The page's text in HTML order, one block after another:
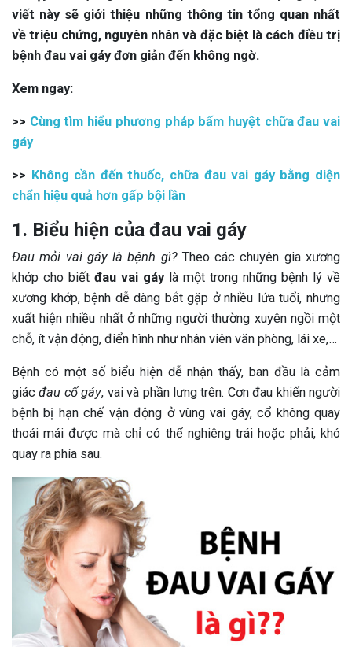
viết này sẽ giới thiệu những thông tin tổng quan nhất
về triệu chứng, nguyên nhân và đặc biệt là cách điều trị
bệnh đau vai gáy đơn giản đến không ngờ.
Xem ngay:
>> Cùng tìm hiểu phương pháp bấm huyệt chữa đau vai
gáy
>> Không cần đến thuốc, chữa đau vai gáy bằng diện
chẩn hiệu quả hơn gấp bội lần
1. Biểu hiện của đau vai gáy
Đau mỏi vai gáy là bệnh gì?Theo các chuyên gia xương
khớp cho biết đau vai gáylà một trong những bệnh lý về
xương khớp, bệnh dễ dàng bắt gặp ở nhiều lứa tuổi, nhưng
xuất hiện nhiều nhất ở những người thường xuyên ngồi một
chỗ, ít vận động, điển hình như nhân viên văn phòng, lái xe,…
Bệnh có một số biểu hiện dễ nhận thấy, ban đầu là cảm
giácđau cổ gáy, vai và phần lưng trên. Cơn đau khiến người
bệnh bị hạn chế vận động ở vùng vai gáy, cổ không quay
thoái mái được mà chỉ có thể nghiêng trái hoặc phải, khó
quay ra phía sau.